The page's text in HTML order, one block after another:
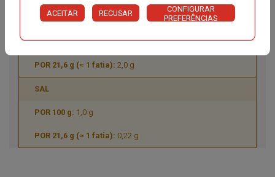
ACEITAR RECUSAR
CONFIGURAR
PREFERÊNCIAS
PROTEÍNAS
9,1 g
2,0 g
SAL
1,0 g
0,22 g